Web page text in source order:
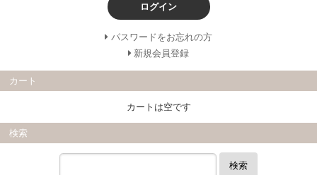
ログイン
パスワードをお忘れの方
新規会員登録
カート
カートは空です
検索
検索